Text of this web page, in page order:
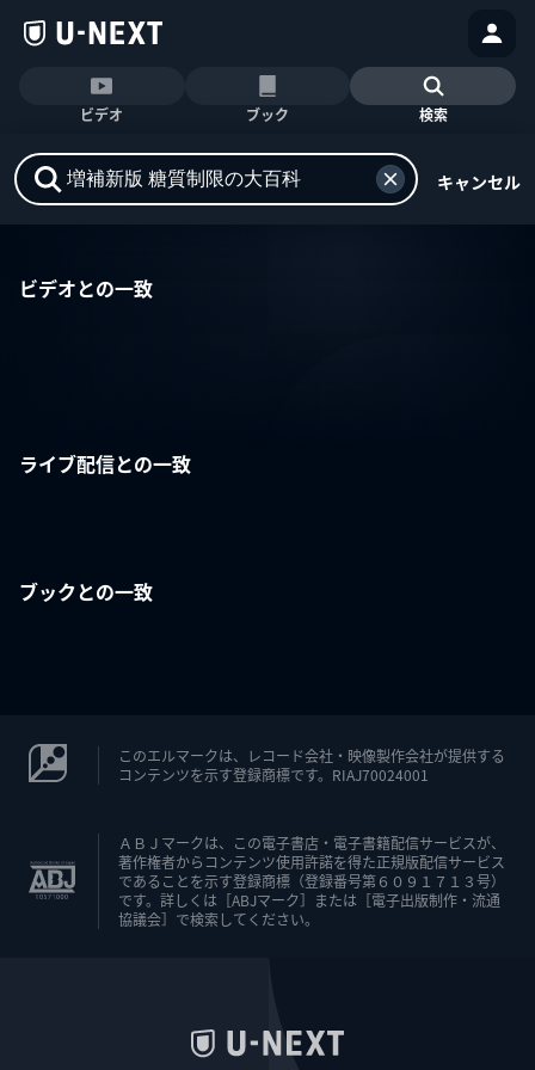
ビデオ ブック 検索
キャンセル
ビデオとの一致
ライブ配信との一致
ブックとの一致
このエルマークは、レコード会社・映像製作会社が提供する
コンテンツを示す登録商標です。RIAJ70024001
ＡＢＪマークは、この電子書店・電子書籍配信サービスが、
著作権者からコンテンツ使用許諾を得た正規版配信サービス
であることを示す登録商標（登録番号第６０９１７１３号）
です。詳しくは［ABJマーク］または［電子出版制作・流通
協議会］で検索してください。